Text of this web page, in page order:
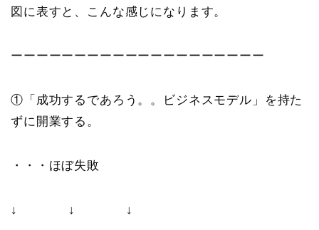
図に表すと、こんな感じになります。
ーーーーーーーーーーーーーーーーーーーー
①「成功するであろう。。ビジネスモデル」を持た
ずに開業する。
・・・ほぼ失敗
↓ ↓ ↓